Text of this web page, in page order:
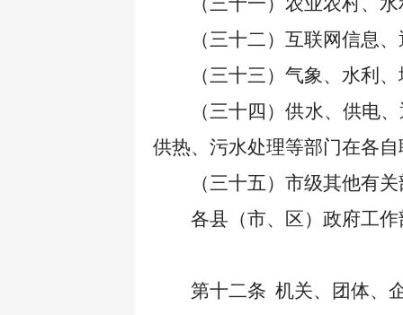
（三十二）互联网信息
（三十三）气象、水利
（三十四）供水、供电
供热、污水处理等部门在各
（三十五）市级其他有
各县（市、区）政府工
第十二条 机关、团体、